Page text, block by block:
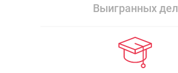
Выигранных дел